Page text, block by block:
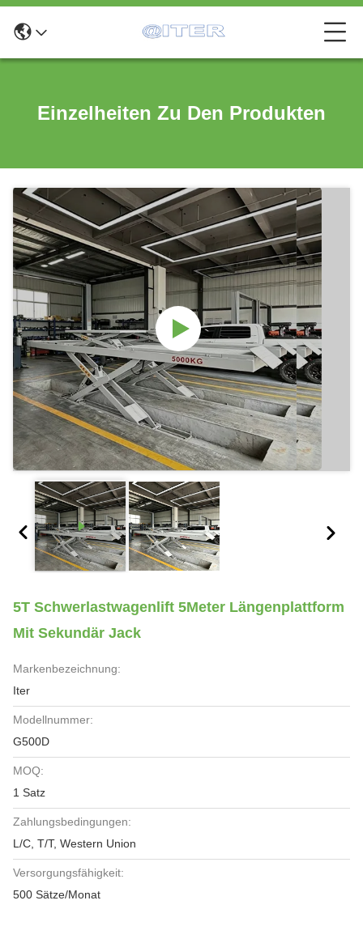
Einzelheiten Zu Den Produkten
5T Schwerlastwagenlift 5Meter Längenplattform
Mit Sekundär Jack
Markenbezeichnung:
Iter
Modellnummer:
G500D
MOQ:
1 Satz
Zahlungsbedingungen:
L/C, T/T, Western Union
Versorgungsfähigkeit:
500 Sätze/Monat